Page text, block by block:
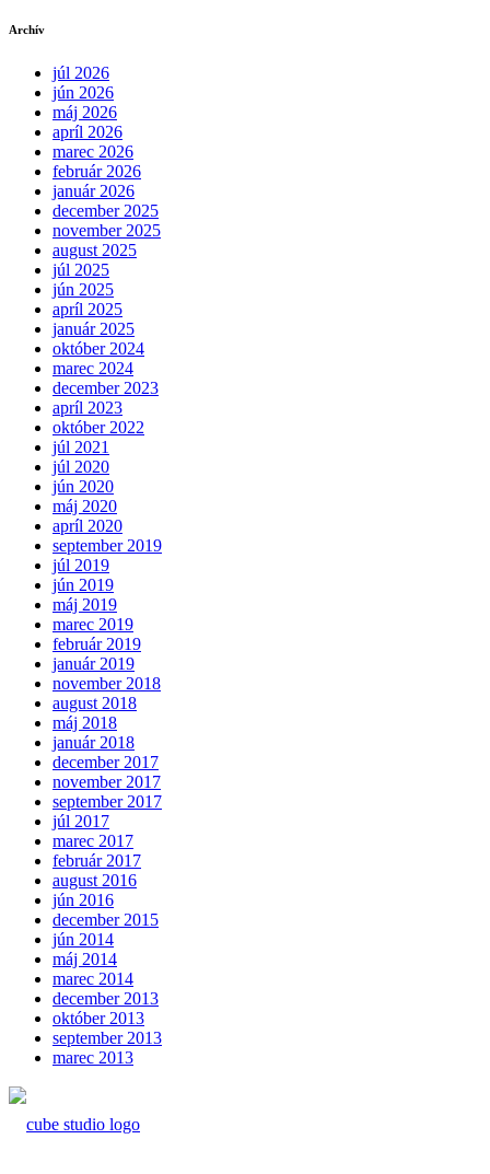
Archív
júl 2026
jún 2026
máj 2026
apríl 2026
marec 2026
február 2026
január 2026
december 2025
november 2025
august 2025
júl 2025
jún 2025
apríl 2025
január 2025
október 2024
marec 2024
december 2023
apríl 2023
október 2022
júl 2021
júl 2020
jún 2020
máj 2020
apríl 2020
september 2019
júl 2019
jún 2019
máj 2019
marec 2019
február 2019
január 2019
november 2018
august 2018
máj 2018
január 2018
december 2017
november 2017
september 2017
júl 2017
marec 2017
február 2017
august 2016
jún 2016
december 2015
jún 2014
máj 2014
marec 2014
december 2013
október 2013
september 2013
marec 2013